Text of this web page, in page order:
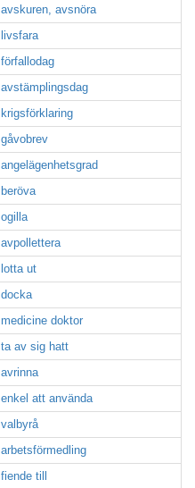
avskuren, avsnöra
livsfara
förfallodag
avstämplingsdag
krigsförklaring
gåvobrev
angelägenhetsgrad
beröva
ogilla
avpollettera
lotta ut
docka
medicine doktor
ta av sig hatt
avrinna
enkel att använda
valbyrå
arbetsförmedling
fiende till